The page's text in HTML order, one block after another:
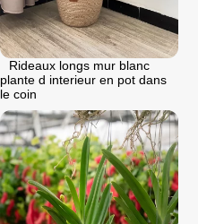
Rideaux longs mur blanc
plante d interieur en pot dans
le coin